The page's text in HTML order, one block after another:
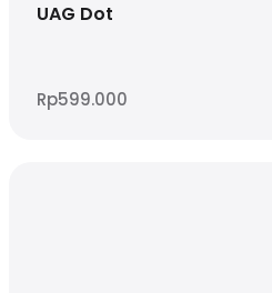
UAG Dot
Rp599.000